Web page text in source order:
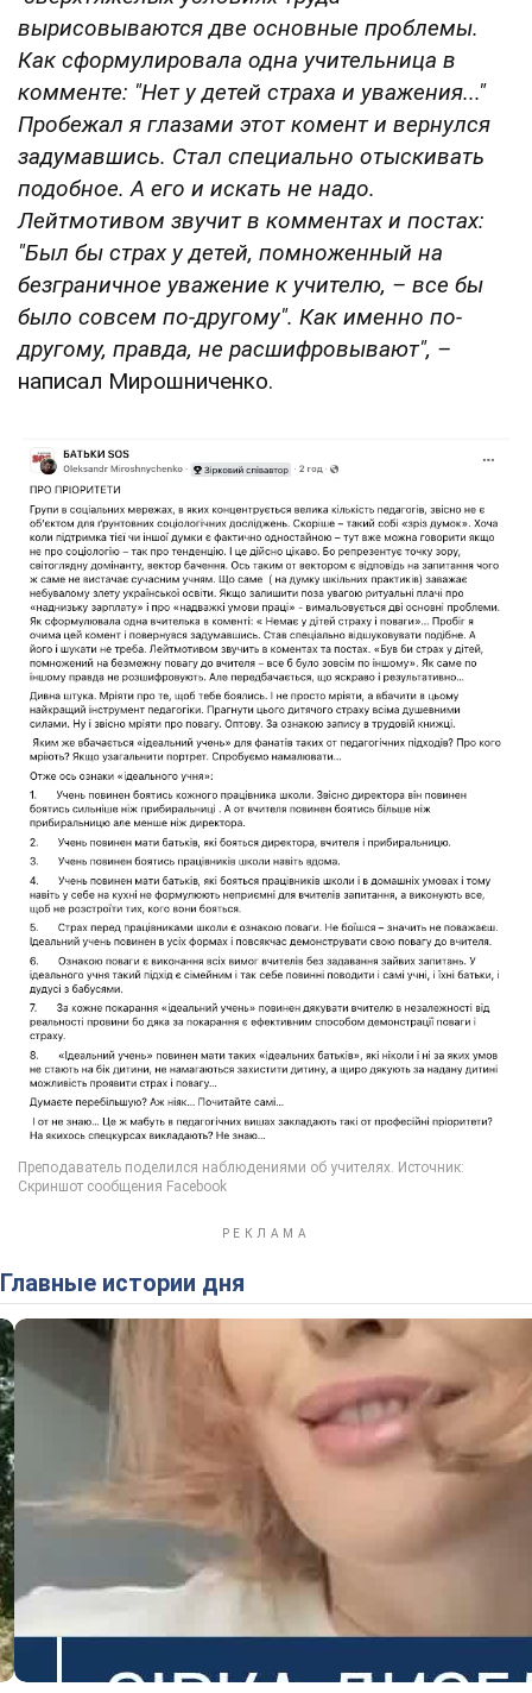
вырисовываются две основные проблемы.
Как сформулировала одна учительница в
комменте: "Нет у детей страха и уважения..."
Пробежал я глазами этот комент и вернулся
задумавшись. Стал специально отыскивать
подобное. А его и искать не надо.
Лейтмотивом звучит в комментах и постах:
"Был бы страх у детей, помноженный на
безграничное уважение к учителю, – все бы
было совсем по-другому". Как именно по-
другому, правда, не расшифровывают", –
написал Мирошниченко.
Главные истории дня